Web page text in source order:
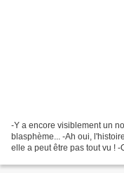
-Y a encore visiblement un
blasphème... -Ah oui,
elle a peut être pas tout vu ! -